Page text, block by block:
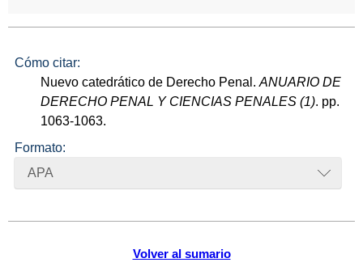
Volver al sumario
Cómo citar:
Nuevo catedrático de Derecho Penal.ANUARIO DE
DERECHO PENAL Y CIENCIAS PENALES (1). pp.
1063-1063.
Formato:
APA